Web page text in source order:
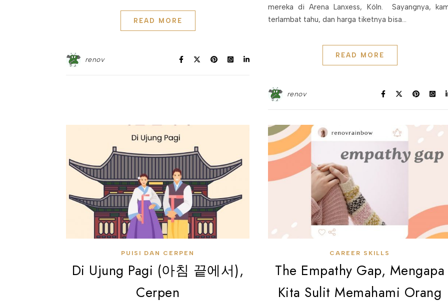
READ MORE
renov
mereka di Arena Lanxess, Köln. Sayangnya,
terlambat tahu, dan harga tiketnya bisa…
READ MORE
renov
PUISI DAN CERPEN
Di Ujung Pagi (아침 끝에서),
Cerpen
CAREER SKILLS
The Empathy Gap, Mengapa
Kita Sulit Memahami Orang